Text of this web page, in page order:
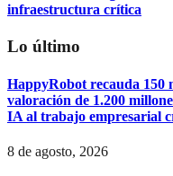
infraestructura crítica
Lo último
HappyRobot recauda 150
valoración de 1.200
IA al trabajo empresarial
8 de agosto, 2026